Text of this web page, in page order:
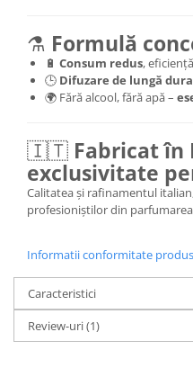
⚗️ Formulă
🔋 Consum redus,
🕒 Difuzare de lungă
🌍 Fără alcool, fără apă –
🇮🇹 Fabricat în
exclusivitate
Calitatea și rafinamentul
profesioniștilor din
Informatii conformitate produs
Caracteristici
Review-uri(1)